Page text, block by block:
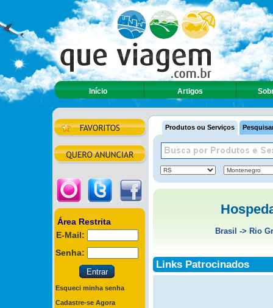
Início Artigos
Área Restrita
E-Mail:
Senha:
Esqueci minha senha
Cadastre-se Agora
Produtos ou Serviços
Brasil -> Rio
Links Patrocinados